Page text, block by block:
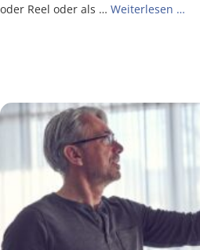
oder Reel oder als … Wei­ter­le­sen …